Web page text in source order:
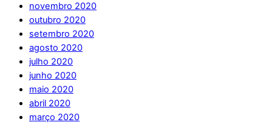
novembro 2020
outubro 2020
setembro 2020
agosto 2020
julho 2020
junho 2020
maio 2020
abril 2020
março 2020